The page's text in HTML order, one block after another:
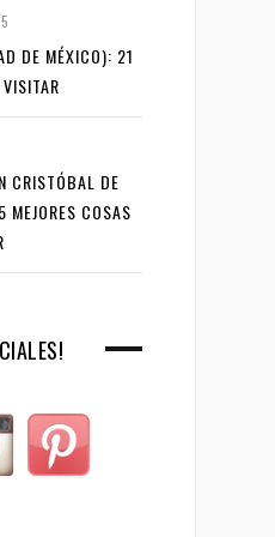
DE MÉXICO): 21
CRISTÓBAL DE
MEJORES COSAS